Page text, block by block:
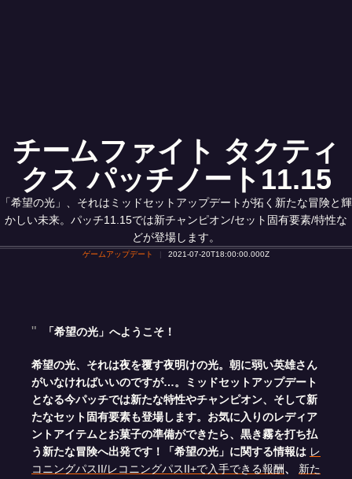
チームファイト タクティ
クス パッチノート11.15
「希望の光」、それはミッドセットアップデートが拓く新たな冒険と輝
かしい未来。パッチ11.15では新チャンピオン/セット固有要素/特性な
どが登場します。
ゲームアップデート 2021-07-20T18:00:00.000Z
「希望の光」へようこそ！
希望の光、それは夜を覆す夜明けの光。朝に弱い英雄さん
がいなければいいのですが…。ミッドセットアップデート
となる今パッチでは新たな特性やチャンピオン、そして新
たなセット固有要素も登場します。お気に入りのレディア
ントアイテムとお菓子の準備ができたら、黒き霧を打ち払
う新たな冒険へ出発です！「希望の光」に関する情報は レ
コニングパスII/レコニングパスII+で入手できる報酬、 新た